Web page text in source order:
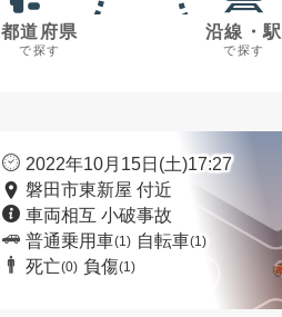
都道府県
で探す
沿線・駅
で探す
2022年10月15日(土)17:27
磐田市東新屋 付近
車両相互 小破事故
普通乗用車(1) 自転車(1)
死亡(0) 負傷(1)